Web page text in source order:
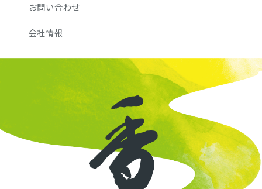
お問い合わせ
会社情報